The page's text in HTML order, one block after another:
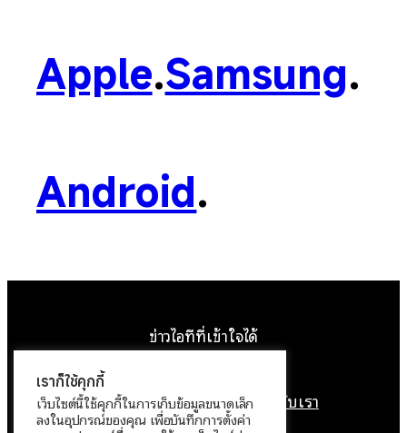
Apple.Samsung.
Android.
ข่าวไอทีที่เข้าใจได้
หน้าแรกติดต่อเราลิขสิทธิ์เกี่ยวกับเรา
นโยบายข้อมูลส่วนบุคคล
เราก็ใช้คุกกี้
เว็บไซต์นี้ใช้คุกกี้ในการเก็บข้อมูลขนาดเล็ก
ลงในอุปกรณ์ของคุณ เพื่อบันทึกการตั้งค่า